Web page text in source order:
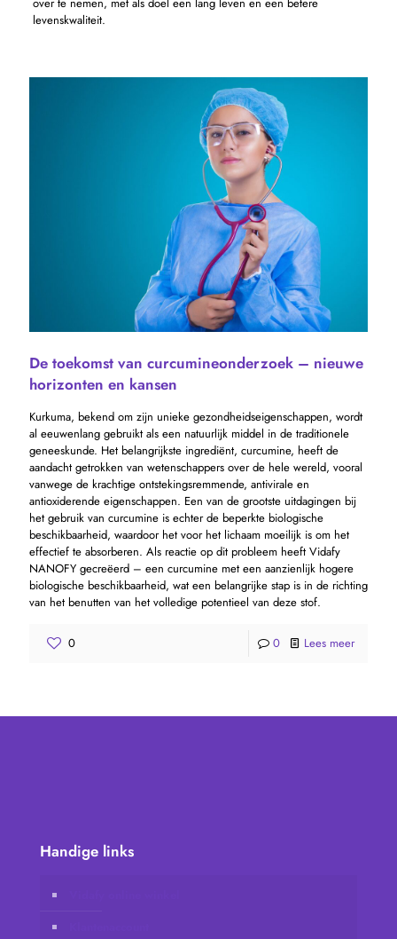
levenskwaliteit.
De toekomst van curcumineonderzoek – nieuwe
horizonten en kansen
Kurkuma, bekend om zijn unieke gezondheidseigenschappen, wordt
al eeuwenlang gebruikt als een natuurlijk middel in de traditionele
geneeskunde. Het belangrijkste ingrediënt, curcumine, heeft de
aandacht getrokken van wetenschappers over de hele wereld, vooral
vanwege de krachtige ontstekingsremmende, antivirale en
antioxiderende eigenschappen. Een van de grootste uitdagingen bij
het gebruik van curcumine is echter de beperkte biologische
beschikbaarheid, waardoor het voor het lichaam moeilijk is om het
effectief te absorberen. Als reactie op dit probleem heeft Vidafy
NANOFY gecreëerd – een curcumine met een aanzienlijk hogere
biologische beschikbaarheid, wat een belangrijke stap is in de richting
van het benutten van het volledige potentieel van deze stof.
0 0 Lees meer
Handige links